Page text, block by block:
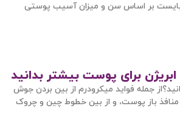
بر اساس سن و میزان آسیب پوستی
ابریژن برای پوست بیشتر بدانید
جمله فواید میکرودرم از بین بردن جوش
باز پوست، و از بین خطوط چین و چروک